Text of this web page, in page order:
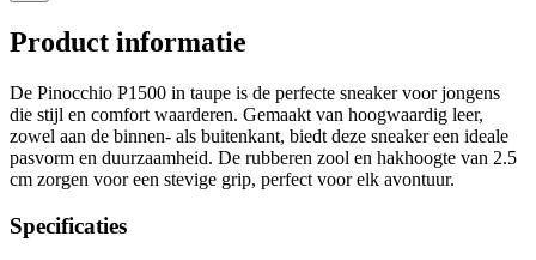
Product informatie
De Pinocchio P1500 in taupe is de perfecte sneaker voor jongens
die stijl en comfort waarderen. Gemaakt van hoogwaardig leer,
zowel aan de binnen- als buitenkant, biedt deze sneaker een ideale
pasvorm en duurzaamheid. De rubberen zool en hakhoogte van 2.5
cm zorgen voor een stevige grip, perfect voor elk avontuur.
Specificaties